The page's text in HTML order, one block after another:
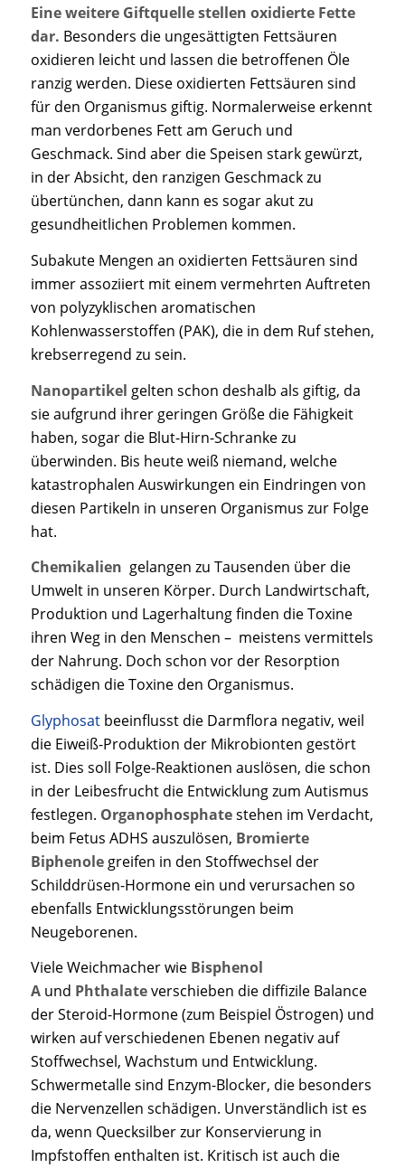
Eine weitere Giftquelle stellen oxidierte Fette
dar. Besonders die ungesättigten Fettsäuren
oxidieren leicht und lassen die betroffenen Öle
ranzig werden. Diese oxidierten Fettsäuren sind
für den Organismus giftig. Normalerweise erkennt
man verdorbenes Fett am Geruch und
Geschmack. Sind aber die Speisen stark gewürzt,
in der Absicht, den ranzigen Geschmack zu
übertünchen, dann kann es sogar akut zu
gesundheitlichen Problemen kommen.
Subakute Mengen an oxidierten Fettsäuren sind
immer assoziiert mit einem vermehrten Auftreten
von polyzyklischen aromatischen
Kohlenwasserstoffen (PAK), die in dem Ruf stehen,
krebserregend zu sein.
Nanopartikel gelten schon deshalb als giftig, da
sie aufgrund ihrer geringen Größe die Fähigkeit
haben, sogar die Blut-Hirn-Schranke zu
überwinden. Bis heute weiß niemand, welche
katastrophalen Auswirkungen ein Eindringen von
diesen Partikeln in unseren Organismus zur Folge
hat.
Chemikalien gelangen zu Tausenden über die
Umwelt in unseren Körper. Durch Landwirtschaft,
Produktion und Lagerhaltung finden die Toxine
ihren Weg in den Menschen – meistens vermittels
der Nahrung. Doch schon vor der Resorption
schädigen die Toxine den Organismus.
Glyphosatbeeinflusst die Darmflora negativ, weil
die Eiweiß-Produktion der Mikrobionten gestört
ist. Dies soll Folge-Reaktionen auslösen, die schon
in der Leibesfrucht die Entwicklung zum Autismus
festlegen. Organophosphatestehen im Verdacht,
beim Fetus ADHS auszulösen, Bromierte
Biphenolegreifen in den Stoffwechsel der
Schilddrüsen-Hormone ein und verursachen so
ebenfalls Entwicklungsstörungen beim
Neugeborenen.
Viele Weichmacher wie Bisphenol
Aund Phthalateverschieben die diffizile Balance
der Steroid-Hormone (zum Beispiel Östrogen) und
wirken auf verschiedenen Ebenen negativ auf
Stoffwechsel, Wachstum und Entwicklung.
Schwermetalle sind Enzym-Blocker, die besonders
die Nervenzellen schädigen. Unverständlich ist es
da, wenn Quecksilber zur Konservierung in
Impfstoffen enthalten ist. Kritisch ist auch die